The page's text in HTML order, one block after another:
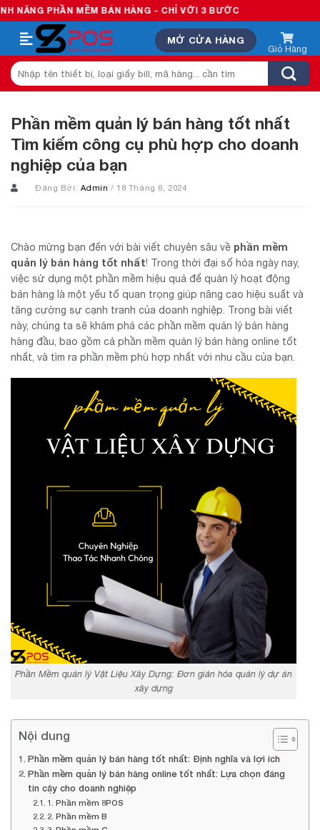
Skip
to
content
MỀM BÁN HÀNG - CHỈ VỚI 3 BƯỚC
MỞ CỬA HÀNG
Tìm
kiếm:
Phần mềm quản lý bán hàng tốt nhất
Tìm kiếm công cụ phù hợp cho doanh
nghiệp của bạn
Đăng Bởi: Admin/ 18 Tháng 6, 2024
Chào mừng bạn đến với bài viết chuyên sâu về phần mềm
quản lý bán hàng tốt nhất! Trong thời đại số hóa ngày nay,
việc sử dụng một phần mềm hiệu quả để quản lý hoạt động
bán hàng là một yếu tố quan trọng giúp nâng cao hiệu suất và
tăng cường sự cạnh tranh của doanh nghiệp. Trong bài viết
này, chúng ta sẽ khám phá các phần mềm quản lý bán hàng
hàng đầu, bao gồm cả phần mềm quản lý bán hàng online tốt
nhất, và tìm ra phần mềm phù hợp nhất với nhu cầu của bạn.
Phần Mềm quản lý Vật Liệu Xây Dựng: Đơn giản hóa quản lý dự án
xây dựng
Nội dung
Phần mềm quản lý bán hàng tốt nhất: Định nghĩa và lợi ích
Phần mềm quản lý bán hàng online tốt nhất: Lựa chọn đáng
tin cậy cho doanh nghiệp
1. Phần mềm 8POS
2. Phần mềm B